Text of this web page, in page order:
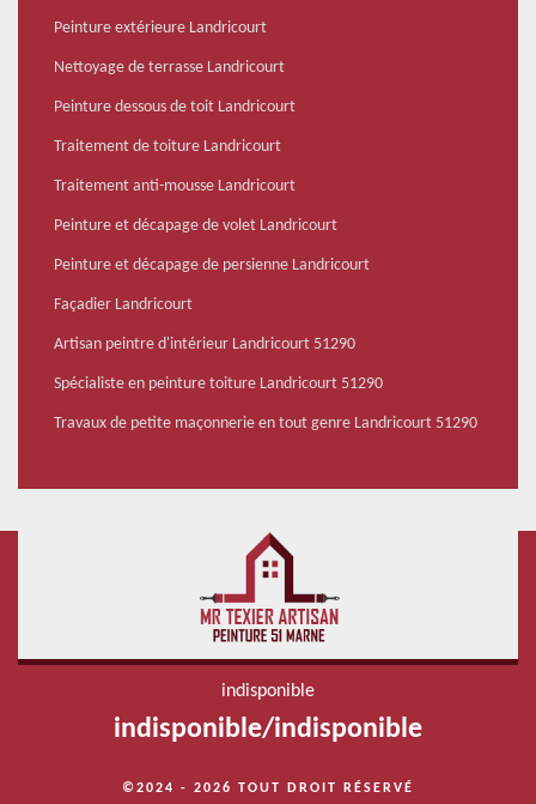
Peinture extérieure Landricourt
Nettoyage de terrasse Landricourt
Peinture dessous de toit Landricourt
Traitement de toiture Landricourt
Traitement anti-mousse Landricourt
Peinture et décapage de volet Landricourt
Peinture et décapage de persienne Landricourt
Façadier Landricourt
Artisan peintre d'intérieur Landricourt 51290
Spécialiste en peinture toiture Landricourt 51290
Travaux de petite maçonnerie en tout genre Landricourt 51290
indisponible
indisponible/indisponible
©2024 - 2026 TOUT DROIT RÉSERVÉ